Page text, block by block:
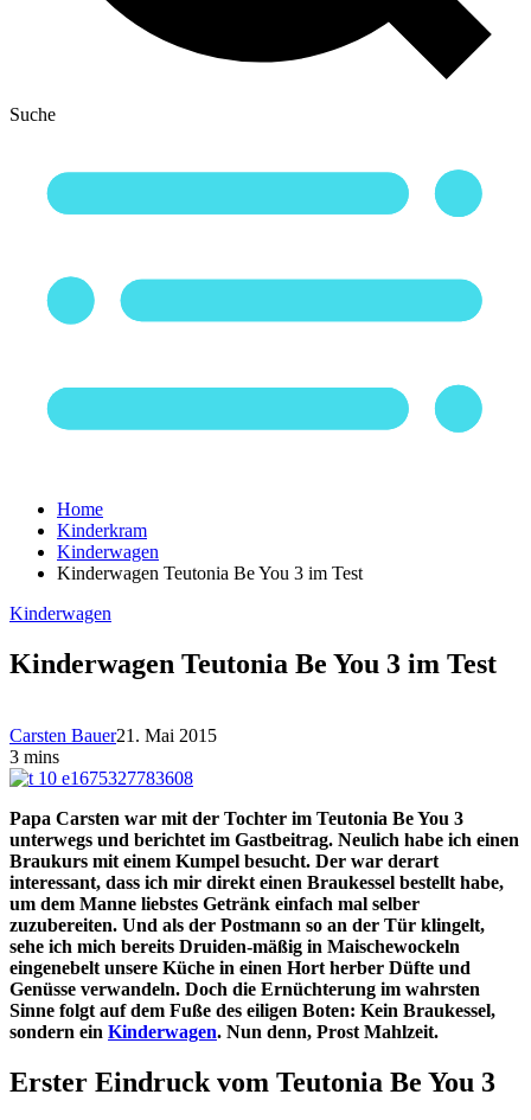
Suche
Home
Kinderkram
Kinderwagen
Kinderwagen Teutonia Be You 3 im Test
Kinderwagen
Kinderwagen Teutonia Be You 3 im Test
Carsten Bauer21. Mai 2015
3 mins
Papa Carsten war mit der Tochter im Teutonia Be You 3
unterwegs und berichtet im Gastbeitrag. Neulich habe ich einen
Braukurs mit einem Kumpel besucht. Der war derart
interessant, dass ich mir direkt einen Braukessel bestellt habe,
um dem Manne liebstes Getränk einfach mal selber
zuzubereiten. Und als der Postmann so an der Tür klingelt,
sehe ich mich bereits Druiden-mäßig in Maischewockeln
eingenebelt unsere Küche in einen Hort herber Düfte und
Genüsse verwandeln. Doch die Ernüchterung im wahrsten
Sinne folgt auf dem Fuße des eiligen Boten: Kein Braukessel,
sondern ein Kinderwagen. Nun denn, Prost Mahlzeit.
Erster Eindruck vom Teutonia Be You 3